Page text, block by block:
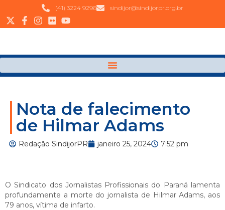
(41) 3224 9296 sindijor@sindijorpr.org.br
Nota de falecimento
de Hilmar Adams
Redação SindijorPR janeiro 25, 2024 7:52 pm
O Sindicato dos Jornalistas Profissionais do Paraná lamenta
profundamente a morte do jornalista de Hilmar Adams, aos
79 anos, vítima de infarto.